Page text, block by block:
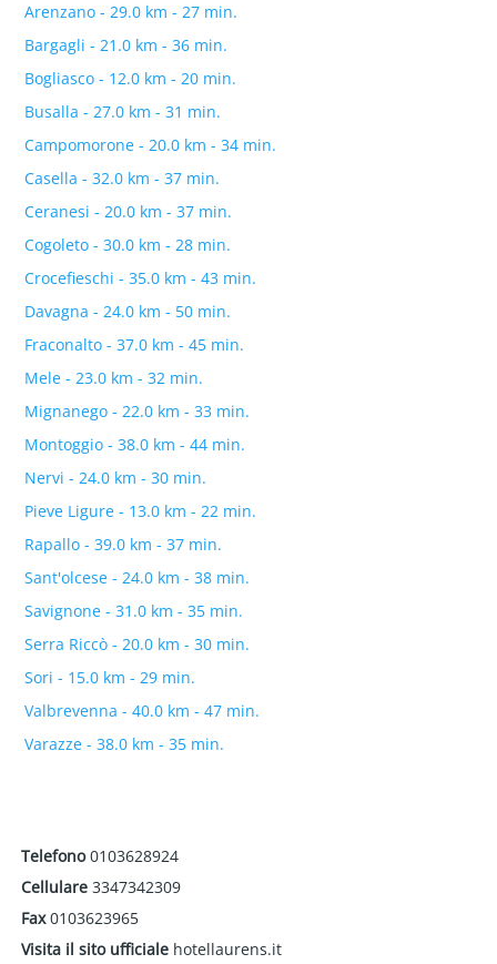
Arenzano - 29.0 km - 27 min.
Bargagli - 21.0 km - 36 min.
Bogliasco - 12.0 km - 20 min.
Busalla - 27.0 km - 31 min.
Campomorone - 20.0 km - 34 min.
Casella - 32.0 km - 37 min.
Ceranesi - 20.0 km - 37 min.
Cogoleto - 30.0 km - 28 min.
Crocefieschi - 35.0 km - 43 min.
Davagna - 24.0 km - 50 min.
Fraconalto - 37.0 km - 45 min.
Mele - 23.0 km - 32 min.
Mignanego - 22.0 km - 33 min.
Montoggio - 38.0 km - 44 min.
Nervi - 24.0 km - 30 min.
Pieve Ligure - 13.0 km - 22 min.
Rapallo - 39.0 km - 37 min.
Sant'olcese - 24.0 km - 38 min.
Savignone - 31.0 km - 35 min.
Serra Riccò - 20.0 km - 30 min.
Sori - 15.0 km - 29 min.
Valbrevenna - 40.0 km - 47 min.
Varazze - 38.0 km - 35 min.
Telefono0103628924
Cellulare 3347342309
Fax0103623965
Visita il sito ufficiale hotellaurens.it